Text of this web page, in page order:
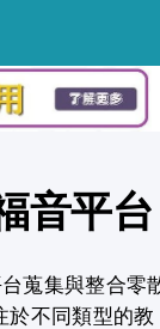
音平台
蒐集與整合零
於不同類型的教